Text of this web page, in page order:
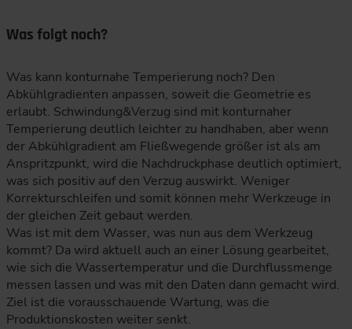
Was folgt noch?
Was kann konturnahe Temperierung noch? Den
Abkühlgradienten anpassen, soweit die Geometrie es
erlaubt. Schwindung&Verzug sind mit konturnaher
Temperierung deutlich leichter zu handhaben, aber wenn
der Abkühlgradient am Fließwegende größer ist als am
Anspritzpunkt, wird die Nachdruckphase deutlich optimiert,
was sich positiv auf den Verzug auswirkt. Weniger
Korrekturschleifen und somit können mehr Werkzeuge in
der gleichen Zeit gebaut werden.
Was ist mit dem Wasser, was nun aus dem Werkzeug
kommt? Da wird aktuell auch an einer Lösung gearbeitet,
wie sich die Wassertemperatur und die Durchflussmenge
messen lassen und was mit den Daten dann gemacht wird.
Ziel ist die vorausschauende Wartung, was die
Produktionskosten weiter senkt.